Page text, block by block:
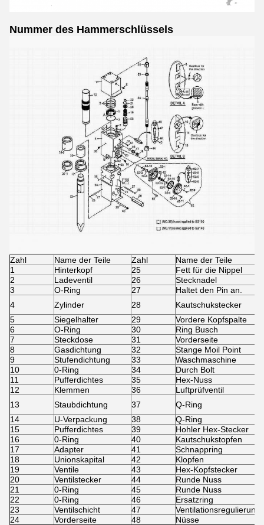
Nummer des Hammerschlüssels
Zahl Name der Teile Zahl
Name der Teile
1
Hinterkopf 25
Fett für die Nippel
2
Ladeventil 26
Stecknadel
3
O-Ring 27
Haltet den Pin an.
4
Zylinder 28
Kautschukstecker
5
Siegelhalter 29
Vordere Kopfspalte
6
O-Ring 30
Ring Busch
7
Steckdose 31
Vorderseite
8
Gasdichtung 32
Stange Moil Point
9
Stufendichtung 33
Waschmaschine
10
0-Ring 34
Durch Bolt
11
Pufferdichtes 35
Hex-Nuss
12
Klemmen 36
Luftprüfventil
13
Staubdichtung 37
Q-Ring
14
U-Verpackung 38
Q-Ring
15
Pufferdichtes 39
Hohler Hex-Stecker
16
0-Ring 40
Kautschukstopfen
17
Adapter 41
Schnappring
18
Unionskapital 42
Klopfen
19
Ventile 43
Hex-Kopfstecker
20
Ventilstecker 44
Runde Nuss
21
0-Ring 45
Runde Nuss
22
0-Ring 46
Ersatzring
23
Ventilschicht 47
Ventilationsregulierung
24
Vorderseite 48 Nüsse